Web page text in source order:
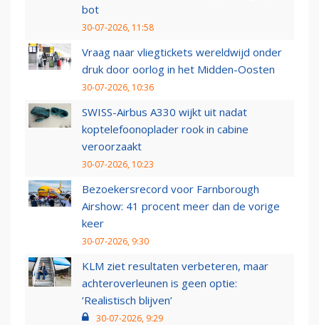
bot
30-07-2026, 11:58
Vraag naar vliegtickets wereldwijd onder
druk door oorlog in het Midden-Oosten
30-07-2026, 10:36
SWISS-Airbus A330 wijkt uit nadat
koptelefoonoplader rook in cabine
veroorzaakt
30-07-2026, 10:23
Bezoekersrecord voor Farnborough
Airshow: 41 procent meer dan de vorige
keer
30-07-2026, 9:30
KLM ziet resultaten verbeteren, maar
achteroverleunen is geen optie:
‘Realistisch blijven’
30-07-2026, 9:29